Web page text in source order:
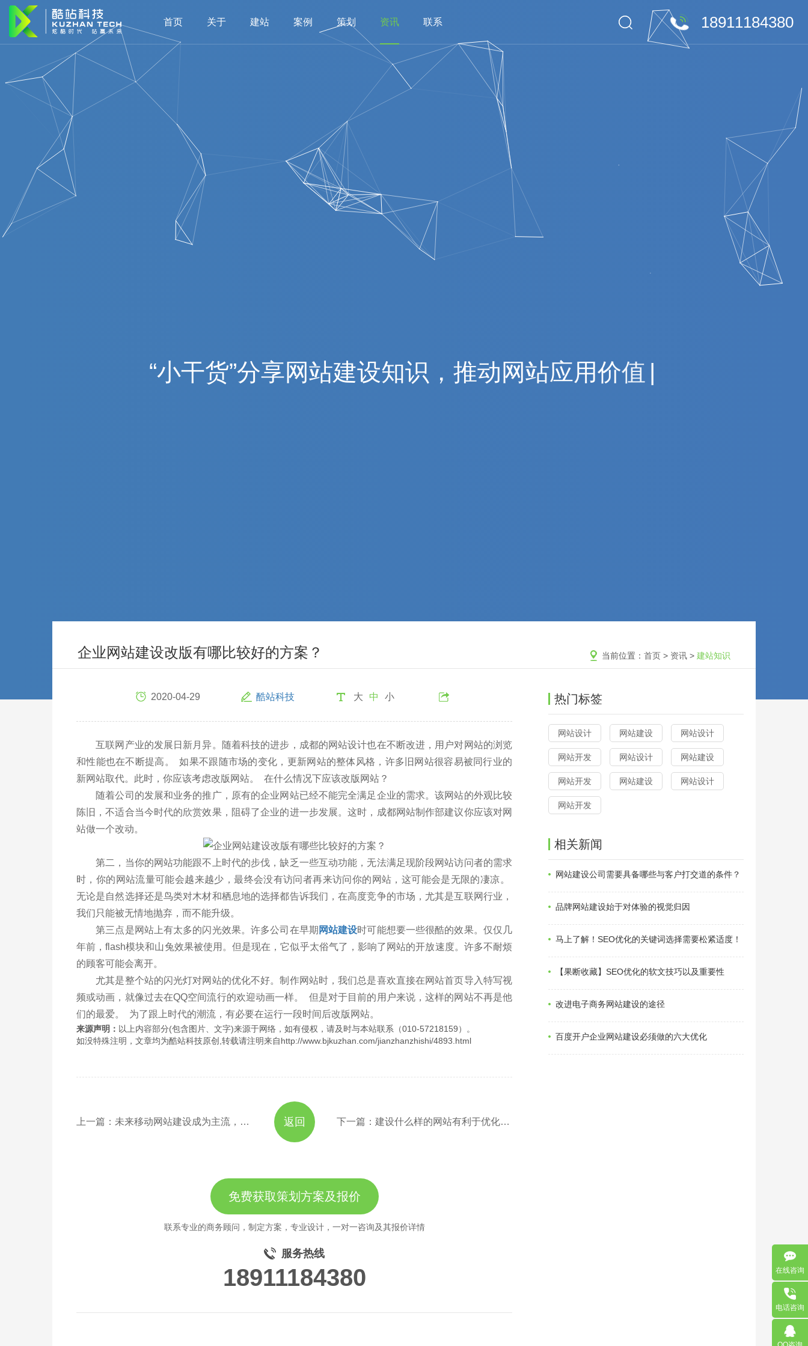
18911184380
首页 关于 建站 案例 策划 资讯 联系
“小干货”分享网站建设知识 ， 推动 网站应用价值
当前位置：首页 > 资讯 >建站知识
企业网站建设改版有哪比较好的方案？
2020-04-29 酷站科技 大 中 小
互联网产业的发展日新月异。随着科技的进步，成都的网站设计也在不断改进，用户对网站的浏览
和性能也在不断提高。 如果不跟随市场的变化，更新网站的整体风格，许多旧网站很容易被同行业的
新网站取代。此时，你应该考虑改版网站。 在什么情况下应该改版网站？
随着公司的发展和业务的推广，原有的企业网站已经不能完全满足企业的需求。该网站的外观比较
陈旧，不适合当今时代的欣赏效果，阻碍了企业的进一步发展。这时，成都网站制作部建议你应该对网
站做一个改动。
第二，当你的网站功能跟不上时代的步伐，缺乏一些互动功能，无法满足现阶段网站访问者的需求
时，你的网站流量可能会越来越少，最终会没有访问者再来访问你的网站，这可能会是无限的凄凉。
无论是自然选择还是鸟类对木材和栖息地的选择都告诉我们，在高度竞争的市场，尤其是互联网行业，
我们只能被无情地抛弃，而不能升级。
第三点是网站上有太多的闪光效果。许多公司在早期 网站建设时可能想要一些很酷的效果。仅仅几
年前，flash模块和山兔效果被使用。但是现在，它似乎太俗气了，影响了网站的开放速度。许多不耐烦
的顾客可能会离开。
尤其是整个站的闪光灯对网站的优化不好。制作网站时，我们总是喜欢直接在网站首页导入特写视
频或动画，就像过去在QQ空间流行的欢迎动画一样。 但是对于目前的用户来说，这样的网站不再是他
们的最爱。 为了跟上时代的潮流，有必要在运行一段时间后改版网站。
来源声明： 以上内容部分(包含图片、文字)来源于网络，如有侵权，请及时与本站联系（010-57218159）。
如没特殊注明，文章均为酷站科技原创,转载请注明来自http://www.bjkuzhan.com/jianzhanzhishi/4893.html
上一篇：未来移动网站建设成为主流，要争取更多的流量 下一篇：建设什么样的网站有利于优化排名？
返回
免费获取策划方案及报价
联系专业的商务顾问，制定方案，专业设计，一对一咨询及其报价详情
服务热线
18911184380
热门标签
网站设计 网站建设 网站设计
网站开发 网站设计 网站建设
网站开发 网站建设 网站设计
网站开发
相关新闻
网站建设公司需要具备哪些与客户打交道的条件？
品牌网站建设始于对体验的视觉归因
马上了解！SEO优化的关键词选择需要松紧适度！
【果断收藏】SEO优化的软文技巧以及重要性
改进电子商务网站建设的途径
百度开户企业网站建设必须做的六大优化
在线咨询
电话咨询